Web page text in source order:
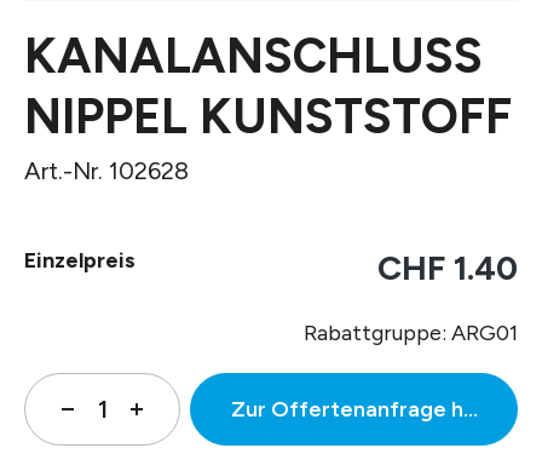
KANALANSCHLUSS
NIPPEL KUNSTSTOFF
Art.-Nr. 102628
Einzelpreis CHF 1.40
Rabattgruppe: ARG01
Zur Offertenanfrage